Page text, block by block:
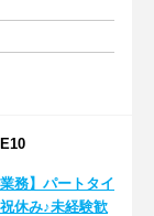
務】パートタイ
休み♪未経験歓